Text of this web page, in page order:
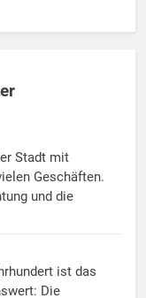
Stadt mit
Geschäften.
und die
ist das
Die